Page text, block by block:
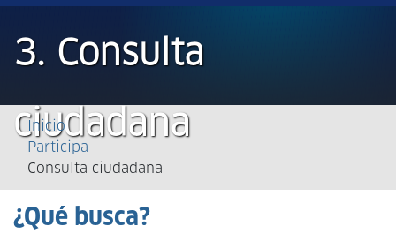
3. Consulta
ciudadana
Sobrescribir
enlaces
de
ayuda
Inicio
Participa
Consulta ciudadana
¿Qué busca?